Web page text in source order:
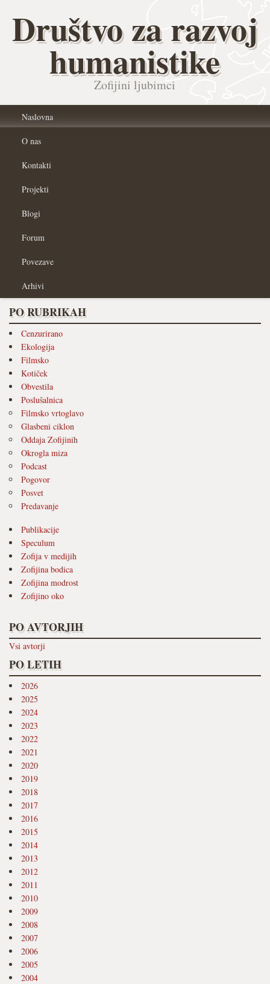
Društvo za razvoj
humanistike
Zofijini ljubimci
Naslovna
O nas
Kontakti
Projekti
Blogi
Forum
Povezave
Arhivi
PO RUBRIKAH
Cenzurirano
Ekologija
Filmsko
Kotiček
Obvestila
Poslušalnica
Filmsko vrtoglavo
Glasbeni ciklon
Oddaja Zofijinih
Okrogla miza
Podcast
Pogovor
Posvet
Predavanje
Publikacije
Speculum
Zofija v medijih
Zofijina bodica
Zofijina modrost
Zofijino oko
PO AVTORJIH
Vsi avtorji
PO LETIH
2026
2025
2024
2023
2022
2021
2020
2019
2018
2017
2016
2015
2014
2013
2012
2011
2010
2009
2008
2007
2006
2005
2004